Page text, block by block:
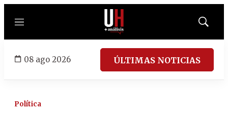
Menú
Mostrar
08 ago 2026 ÚLTIMAS NOTICIAS
Política